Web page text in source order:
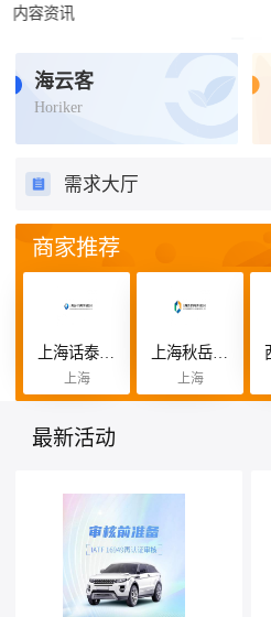
检验检测
海云客
Horiker
需求大厅
商家推荐
上海话泰恒咨询管理有限公司
上海
上海秋岳缘咨询管理有限公司
上海
最新活动